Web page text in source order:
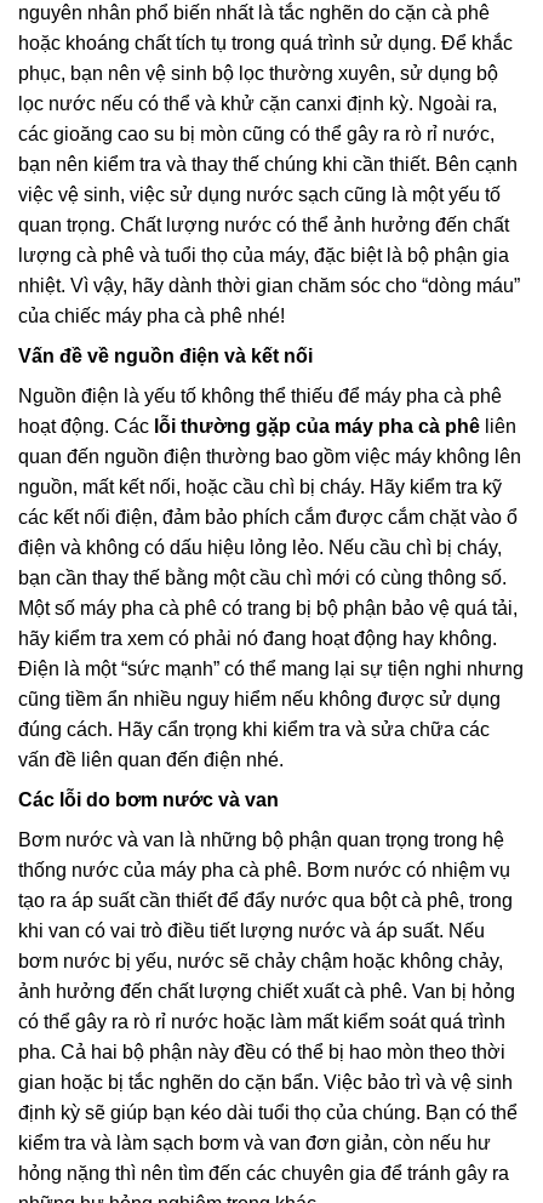
nguyên nhân phổ biến nhất là tắc nghẽn do cặn cà phê
hoặc khoáng chất tích tụ trong quá trình sử dụng. Để khắc
phục, bạn nên vệ sinh bộ lọc thường xuyên, sử dụng bộ
lọc nước nếu có thể và khử cặn canxi định kỳ. Ngoài ra,
các gioăng cao su bị mòn cũng có thể gây ra rò rỉ nước,
bạn nên kiểm tra và thay thế chúng khi cần thiết. Bên cạnh
việc vệ sinh, việc sử dụng nước sạch cũng là một yếu tố
quan trọng. Chất lượng nước có thể ảnh hưởng đến chất
lượng cà phê và tuổi thọ của máy, đặc biệt là bộ phận gia
nhiệt. Vì vậy, hãy dành thời gian chăm sóc cho “dòng máu”
của chiếc máy pha cà phê nhé!
Vấn đề về nguồn điện và kết nối
Nguồn điện là yếu tố không thể thiếu để máy pha cà phê
hoạt động. Các lỗi thường gặp của máy pha cà phê liên
quan đến nguồn điện thường bao gồm việc máy không lên
nguồn, mất kết nối, hoặc cầu chì bị cháy. Hãy kiểm tra kỹ
các kết nối điện, đảm bảo phích cắm được cắm chặt vào ổ
điện và không có dấu hiệu lỏng lẻo. Nếu cầu chì bị cháy,
bạn cần thay thế bằng một cầu chì mới có cùng thông số.
Một số máy pha cà phê có trang bị bộ phận bảo vệ quá tải,
hãy kiểm tra xem có phải nó đang hoạt động hay không.
Điện là một “sức mạnh” có thể mang lại sự tiện nghi nhưng
cũng tiềm ẩn nhiều nguy hiểm nếu không được sử dụng
đúng cách. Hãy cẩn trọng khi kiểm tra và sửa chữa các
vấn đề liên quan đến điện nhé.
Các lỗi do bơm nước và van
Bơm nước và van là những bộ phận quan trọng trong hệ
thống nước của máy pha cà phê. Bơm nước có nhiệm vụ
tạo ra áp suất cần thiết để đẩy nước qua bột cà phê, trong
khi van có vai trò điều tiết lượng nước và áp suất. Nếu
bơm nước bị yếu, nước sẽ chảy chậm hoặc không chảy,
ảnh hưởng đến chất lượng chiết xuất cà phê. Van bị hỏng
có thể gây ra rò rỉ nước hoặc làm mất kiểm soát quá trình
pha. Cả hai bộ phận này đều có thể bị hao mòn theo thời
gian hoặc bị tắc nghẽn do cặn bẩn. Việc bảo trì và vệ sinh
định kỳ sẽ giúp bạn kéo dài tuổi thọ của chúng. Bạn có thể
kiểm tra và làm sạch bơm và van đơn giản, còn nếu hư
hỏng nặng thì nên tìm đến các chuyên gia để tránh gây ra